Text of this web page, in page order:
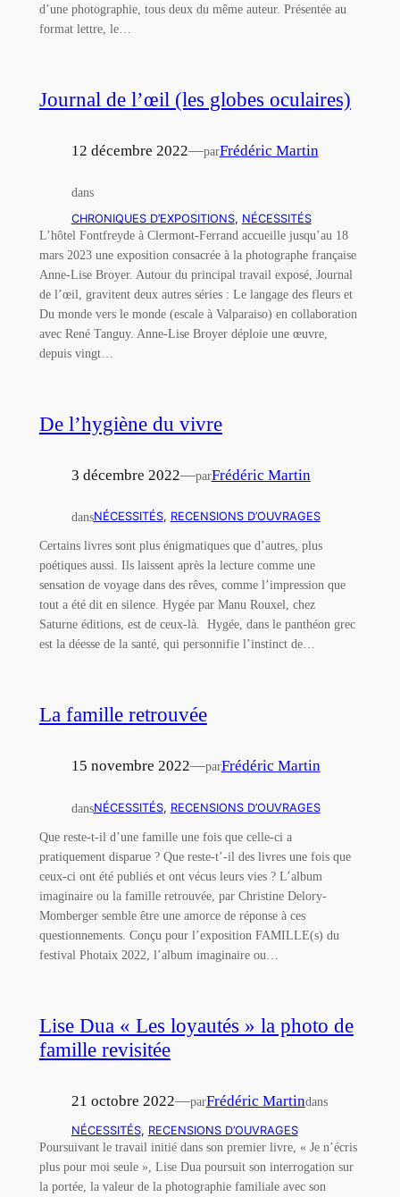
d’une photographie, tous deux du même auteur. Présentée au
format lettre, le…
Journal de l’œil (les globes oculaires)
12 décembre 2022—parFrédéric Martin
dans
CHRONIQUES D’EXPOSITIONS, NÉCESSITÉS
L’hôtel Fontfreyde à Clermont-Ferrand accueille jusqu’au 18
mars 2023 une exposition consacrée à la photographe française
Anne-Lise Broyer. Autour du principal travail exposé, Journal
de l’œil, gravitent deux autres séries : Le langage des fleurs et
Du monde vers le monde (escale à Valparaiso) en collaboration
avec René Tanguy. Anne-Lise Broyer déploie une œuvre,
depuis vingt…
De l’hygiène du vivre
3 décembre 2022—parFrédéric Martin
dansNÉCESSITÉS, RECENSIONS D’OUVRAGES
Certains livres sont plus énigmatiques que d’autres, plus
poétiques aussi. Ils laissent après la lecture comme une
sensation de voyage dans des rêves, comme l’impression que
tout a été dit en silence. Hygée par Manu Rouxel, chez
Saturne éditions, est de ceux-là. Hygée, dans le panthéon grec
est la déesse de la santé, qui personnifie l’instinct de…
La famille retrouvée
15 novembre 2022—parFrédéric Martin
dansNÉCESSITÉS, RECENSIONS D’OUVRAGES
Que reste-t-il d’une famille une fois que celle-ci a
pratiquement disparue ? Que reste-t’-il des livres une fois que
ceux-ci ont été publiés et ont vécus leurs vies ? L’album
imaginaire ou la famille retrouvée, par Christine Delory-
Momberger semble être une amorce de réponse à ces
questionnements. Conçu pour l’exposition FAMILLE(s) du
festival Photaix 2022, l’album imaginaire ou…
Lise Dua « Les loyautés » la photo de
famille revisitée
21 octobre 2022—parFrédéric Martindans
NÉCESSITÉS, RECENSIONS D’OUVRAGES
Poursuivant le travail initié dans son premier livre, « Je n’écris
plus pour moi seule », Lise Dua poursuit son interrogation sur
la portée, la valeur de la photographie familiale avec son